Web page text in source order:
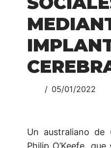
05/01/2022
Un australiano de